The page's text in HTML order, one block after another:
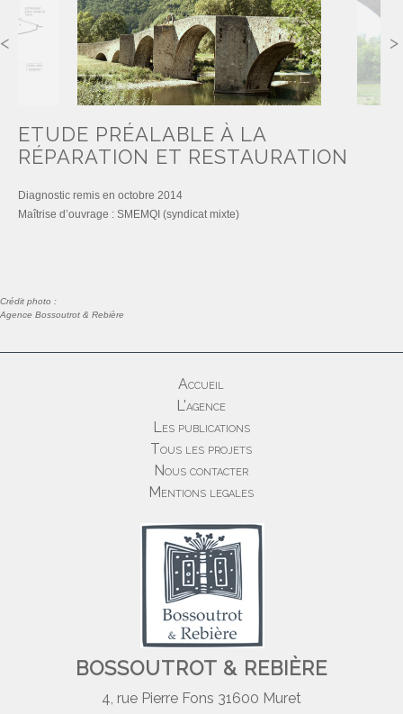
ETUDE PRÉALABLE À LA
RÉPARATION ET RESTAURATION
Diagnostic remis en octobre 2014
Maîtrise d’ouvrage : SMEMQI (syndicat mixte)
Crédit photo :
Agence Bossoutrot & Rebière
Accueil
L'agence
Les publications
Tous les projets
Nous contacter
Mentions legales
BOSSOUTROT & REBIÈRE
4, rue Pierre Fons 31600 Muret